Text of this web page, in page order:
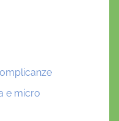
e micro